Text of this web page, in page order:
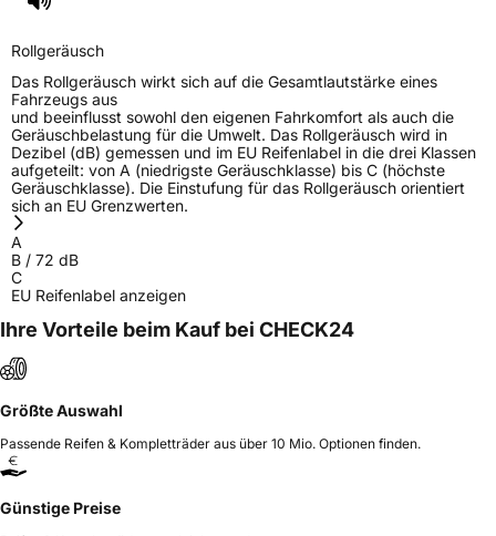
EPREL ID 488434
Allgemeine Produktsicherheit (GPSR)
HerstellerkontaktWindforce, Qingdao China,
maksim.meng@landspidertire.com
Verantwortliche
in der EU
corrado bergagna, Qingdao China,
Rollgeräusch
Das Rollgeräusch wirkt sich auf die Gesamtlautstärke eines
Fahrzeugs aus
und beeinflusst sowohl den eigenen Fahrkomfort als auch die
Geräuschbelastung für die Umwelt. Das Rollgeräusch wird in
Dezibel (dB) gemessen und im EU Reifenlabel in die drei Klassen
aufgeteilt: von A (niedrigste Geräuschklasse) bis C (höchste
Geräuschklasse). Die Einstufung für das Rollgeräusch orientiert
sich an EU Grenzwerten.
A
B / 72 dB
C
EU Reifenlabel anzeigen
Ihre Vorteile beim Kauf bei CHECK24
Größte Auswahl
Passende Reifen & Kompletträder aus über 10 Mio. Optionen finden.
Günstige Preise